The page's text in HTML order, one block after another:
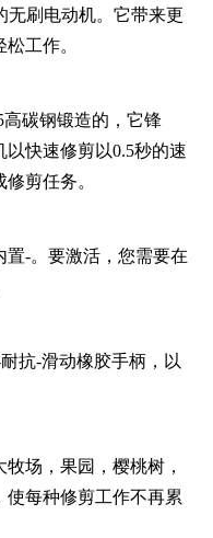
无刷电动机。它带来更
工作。
碳钢锻造的，它锋
快速修剪以0.5秒的速
剪任务。
置-。要激活，您需要在
抗-滑动橡胶手柄，以
场，果园，樱桃树，
使每种修剪工作不再累